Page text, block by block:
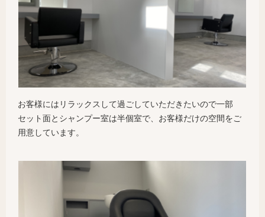
お客様にはリラックスして過ごしていただきたいので一部
セット面とシャンプー室は半個室で、お客様だけの空間をご
用意しています。